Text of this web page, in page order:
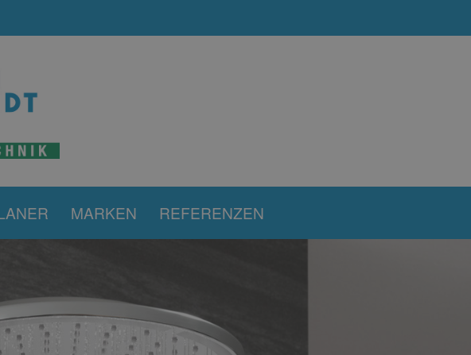
MARKEN REFERENZEN